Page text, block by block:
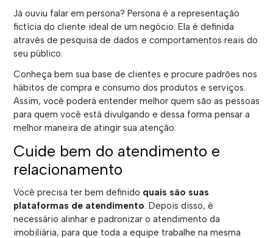
Já ouviu falar em persona? Persona é a representação
fictícia do cliente ideal de um negócio. Ela é definida
através de pesquisa de dados e comportamentos reais do
seu público.
Conheça bem sua base de clientes e procure padrões nos
hábitos de compra e consumo dos produtos e serviços.
Assim, você poderá entender melhor quem são as pessoas
para quem você está divulgando e dessa forma pensar a
melhor maneira de atingir sua atenção.
Cuide bem do atendimento e
relacionamento
Você precisa ter bem definido quais são suas
plataformas de atendimento. Depois disso, é
necessário alinhar e padronizar o atendimento da
imobiliária, para que toda a equipe trabalhe na mesma